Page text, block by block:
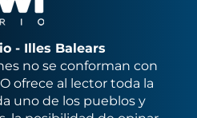
- Illes Balears
no se conforman con
ofrece al lector toda la
uno de los pueblos y